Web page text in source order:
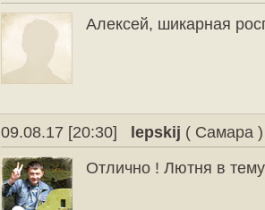
Алексей, шикарная
09.08.17 [20:30] lepskij ( Самара )
Отлично ! Лютня в